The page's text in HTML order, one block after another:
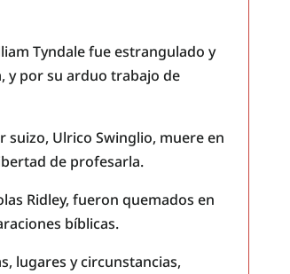
Tyndale fue estrangulado y
y por su arduo trabajo de
suizo, Ulrico Swinglio, muere en
de profesarla.
Ridley, fueron quemados en
bíblicas.
lugares y circunstancias,